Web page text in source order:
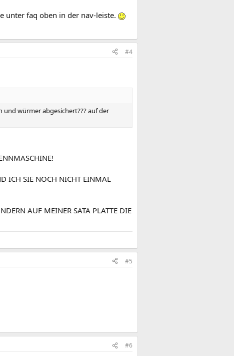
unter faq oben in der nav-leiste.
#4
und würmer abgesichert??? auf der
ICH SIE NOCH NICHT EINMAL
AUF MEINER SATA PLATTE DIE
#5
#6